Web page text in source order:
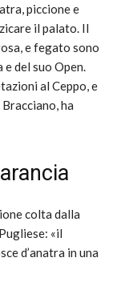
piccione e
il palato. Il
e fegato sono
del suo Open.
al Ceppo, e
ha
colta dalla
«il
d’anatra in una